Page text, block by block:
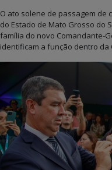
O ato solene de passagem
do Estado de Mato Grosso do
família do novo Comandante-
identificam a função dentro da